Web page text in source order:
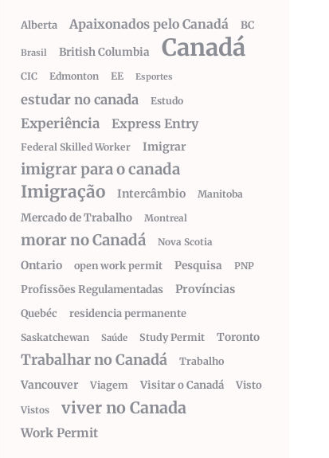
Alberta Apaixonados pelo Canadá BC
Brasil British Columbia Canadá
CIC Edmonton EE Esportes
estudar no canada Estudo
Experiência Express Entry
Federal Skilled Worker Imigrar
imigrar para o canada
Imigração Intercâmbio Manitoba
Mercado de Trabalho Montreal
morar no Canadá Nova Scotia
Ontario open work permit Pesquisa PNP
Profissões Regulamentadas Províncias
Quebéc residencia permanente
Saskatchewan Saúde Study Permit Toronto
Trabalhar no Canadá Trabalho
Vancouver Viagem Visitar o Canadá Visto
Vistos viver no Canada
Work Permit